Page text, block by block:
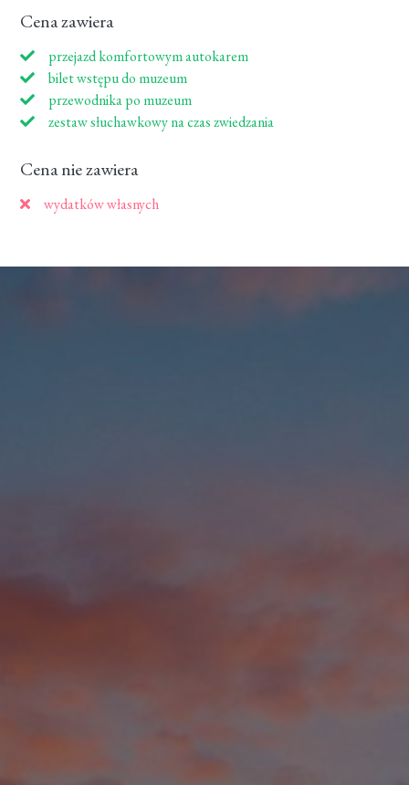
Cena zawiera
przejazd komfortowym autokarem
bilet wstępu do muzeum
przewodnika po muzeum
zestaw słuchawkowy na czas zwiedzania
Cena nie zawiera
wydatków własnych